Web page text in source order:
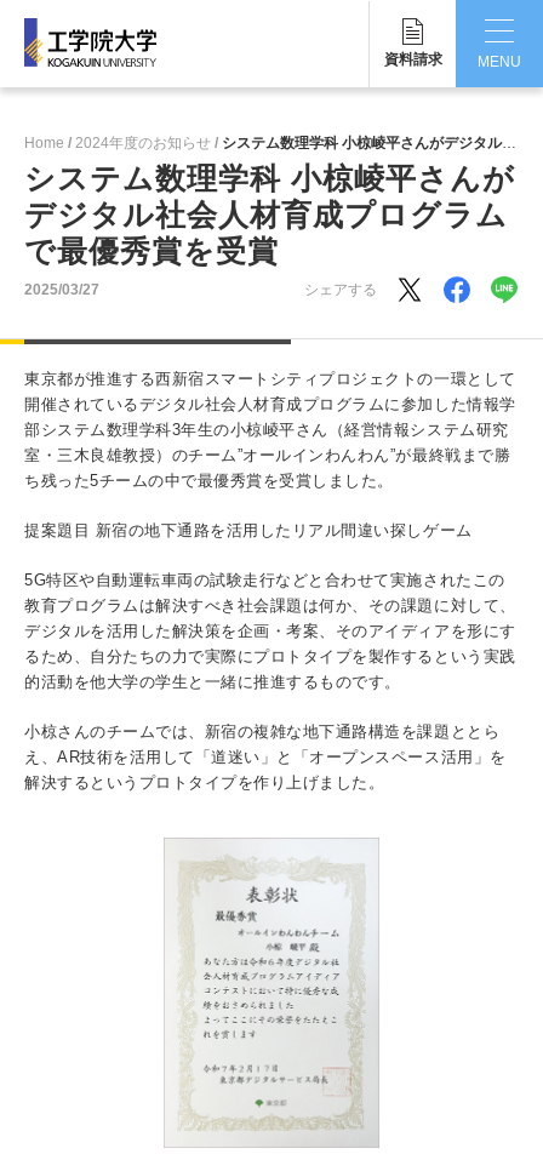
資料請求
MENU
工学院大学について
学部・大学院
学生生活
研究・産学連携
就職・キャリア
キャンパス
受験生の方 在学生・保証人の方 卒業生の方
一般・企業の方 寄付・ご支援 アクセス
Pick Up
1. Action！x 工学院大学
2. 工学院大学ヒストリー
Home 2024年度のお知らせ システム数理学科 小椋崚平さんがデジタル社会人材育成プログラムで最優秀賞を受賞
システム数理学科 小椋崚平さんが
デジタル社会人材育成プログラム
で最優秀賞を受賞
2025/03/27 シェアする
東京都が推進する西新宿スマートシティプロジェクトの一環として
開催されているデジタル社会人材育成プログラムに参加した情報学
部システム数理学科3年生の小椋崚平さん（経営情報システム研究
室・三木良雄教授）のチーム”オールインわんわん”が最終戦まで勝
ち残った5チームの中で最優秀賞を受賞しました。
提案題目 新宿の地下通路を活用したリアル間違い探しゲーム
5G特区や自動運転車両の試験走行などと合わせて実施されたこの
教育プログラムは解決すべき社会課題は何か、その課題に対して、
デジタルを活用した解決策を企画・考案、そのアイディアを形にす
るため、自分たちの力で実際にプロトタイプを製作するという実践
的活動を他大学の学生と一緒に推進するものです。
小椋さんのチームでは、新宿の複雑な地下通路構造を課題ととら
え、AR技術を活用して「道迷い」と「オープンスペース活用」を
解決するというプロトタイプを作り上げました。